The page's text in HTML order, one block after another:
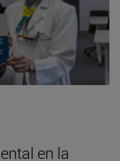
en la